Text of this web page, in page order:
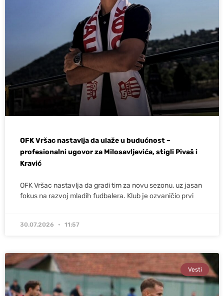
OFK Vršac nastavlja da ulaže u budućnost –
profesionalni ugovor za Milosavljevića, stigli Pivaš i
Kravić
OFK Vršac nastavlja da gradi tim za novu sezonu, uz jasan
fokus na razvoj mladih fudbalera. Klub je ozvaničio prvi
30.07.2026 11:57
Vesti